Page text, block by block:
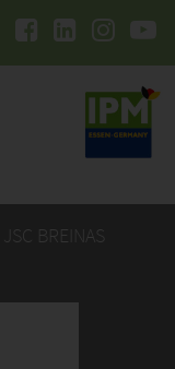
JSC BREINAS